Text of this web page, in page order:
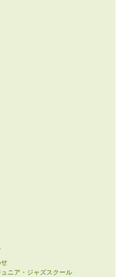
ニア・ジャズスクール